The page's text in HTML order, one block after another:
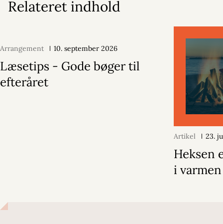
Relateret indhold
Arrangement 10. september 2026
Læsetips - Gode bøger til
efteråret
Artikel 23.
Heksen
i varmen